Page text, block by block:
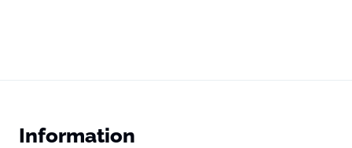
Information